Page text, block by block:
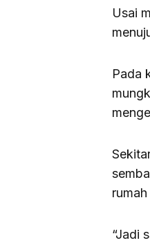
Usai
Pada
“Jadi